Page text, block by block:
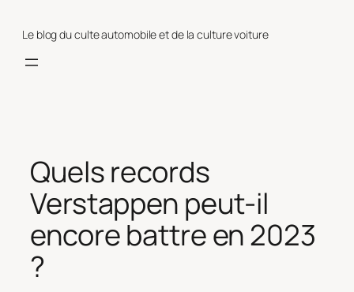
Le blog du culte automobile et de la culture voiture
Quels records
Verstappen peut-il
encore battre en 2023
?